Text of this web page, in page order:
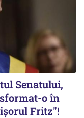
Senatului,
o în
Fritz"!